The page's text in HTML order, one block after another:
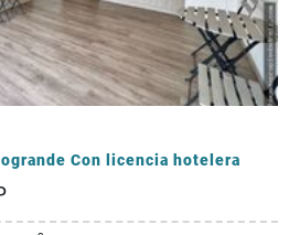
Con licencia hotelera